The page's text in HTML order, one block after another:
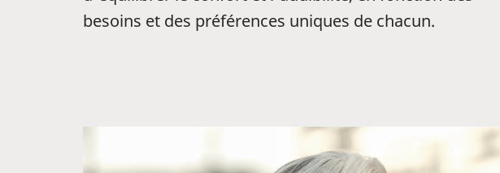
besoins et des préférences uniques de chacun.